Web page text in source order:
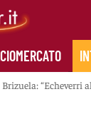
“Echeverri